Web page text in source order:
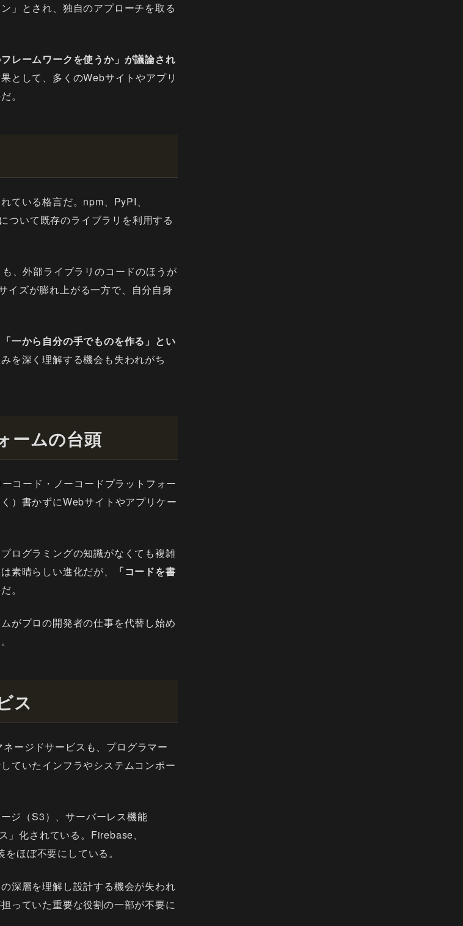
」とされ、独自のアプローチを取る
レームワークを使うか」が議論され
として、多くのWebサイトやアプリ
。
ている格言だ。npm、PyPI、
ついて既存のライブラリを利用する
、外部ライブラリのコードのほうが
ズが膨れ上がる一方で、自分自身
「一から自分の手でものを作る」とい
を深く理解する機会も失われがち
ームの台頭
コード・ノーコードプラットフォー
）書かずにWebサイトやアプリケー
ログラミングの知識がなくても複雑
素晴らしい進化だが、
「コードを書
。
がプロの開発者の仕事を代替し始め
ス
ージドサービスも、プログラマー
ていたインフラやシステムコンポー
ジ（S3）、サーバーレス機能
」化されている。Firebase、
ほぼ不要にしている。
深層を理解し設計する機会が失われ
っていた重要な役割の一部が不要に